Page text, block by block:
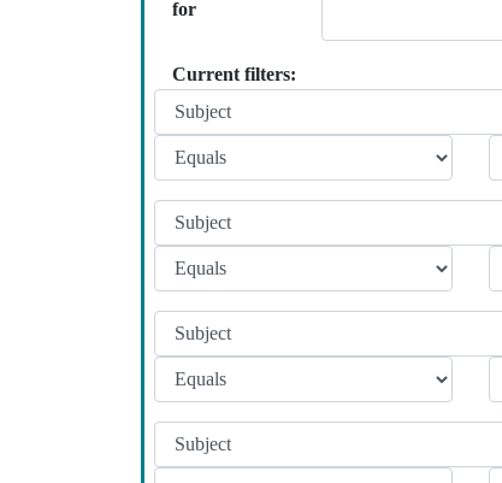
for
Current filters: